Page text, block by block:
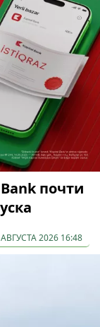
почти
2026 16:48